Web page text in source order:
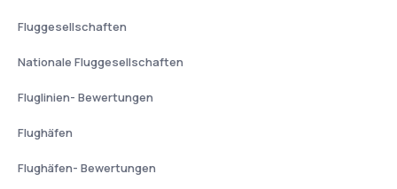
Fluggesellschaften
Nationale Fluggesellschaften
Fluglinien- Bewertungen
Flughäfen
Flughäfen- Bewertungen